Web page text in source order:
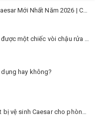
Bảng Giá Thiết Bị Vệ Sinh Caesar Mới Nhất Năm 2026 | Cập Nhật Liên Tục Tại BM8.VN
Tiêu chí để có thể lựa chọn được một chiếc vòi chậu rửa mặt Caesar phù hợp
hay không?
Kinh nghiệm chọn mua thiết bị vệ sinh Caesar cho phòng trọ